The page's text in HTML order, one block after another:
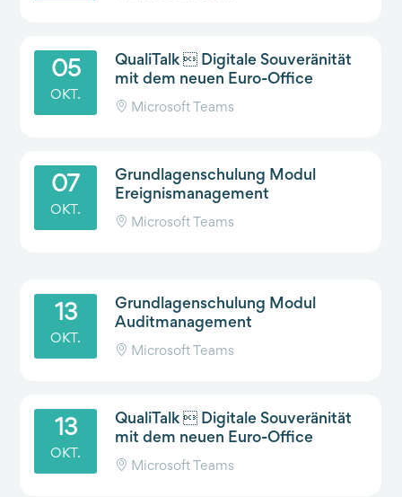
05
OKT.
QualiTalk  Digitale Souveränität
mit dem neuen Euro-Office
Microsoft Teams
07
OKT.
Grundlagenschulung Modul
Ereignismanagement
Microsoft Teams
13
OKT.
Grundlagenschulung Modul
Auditmanagement
Microsoft Teams
13
OKT.
QualiTalk  Digitale Souveränität
mit dem neuen Euro-Office
Microsoft Teams